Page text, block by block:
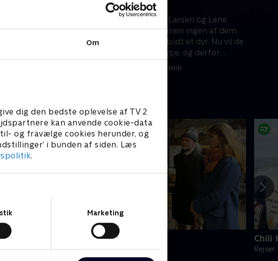
Om
dig den bedste oplevelse af TV 2
kan anvende cookie-data
og fravælge cookies herunder, og
i bunden af siden. Læs
.
Marketing
af Halju-fjeldet. Men
4. Skyd!
Både Thomas Bo Larsen og Lene
Beier er jægere - men ingen af dem
har nogensinde skudt et dyr. Nu vil de
have ram på en rype, og derfor
drager de på jagt i Lapland.
28. marts 2022 • 39 min
Afstikkere fra Autobahn
Rejser & Eventyr • 1 sæsoner
Chili